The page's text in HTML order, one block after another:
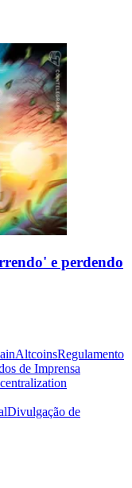
e perdendo
AltcoinsRegulamento
de Imprensa
Divulgação de